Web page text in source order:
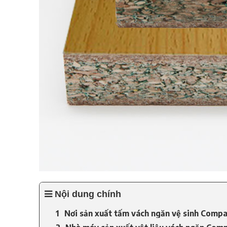
Nội dung chính
Nơi sản xuất tấm vách ngăn vệ sinh